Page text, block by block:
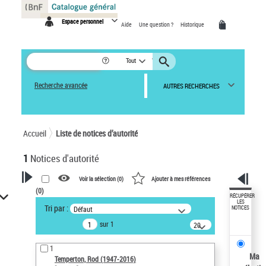
Espace personnel Aide Une question ? Historique
Tout
Recherche avancée AUTRES RECHERCHES
Accueil Liste de notices d’autorité
1 Notices d'autorité
VOTRE RECHERCHE
Recherche avancée dans les
notices d’autorité
Œuvres liées à l'auteur :
Temperton, Rod (1947-2016)
Voir la sélection (0) Ajouter à mes références
(0)
Tri par : Défaut
sur 1
20
résultats/page
1
Temperton, Rod (1947-2016)
RÉCUPÉRER
LES
NOTICES
Ma
Panneau de gestion des cookies